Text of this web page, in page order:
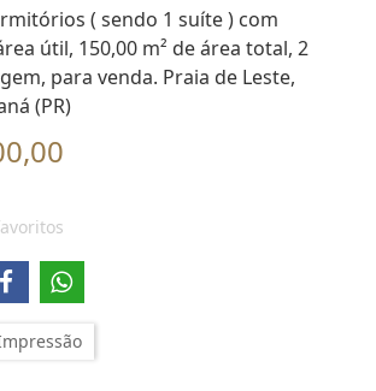
( sendo 1 suíte ) com
útil, 150,00 m² de área total, 2
para venda. Praia de Leste,
(PR)